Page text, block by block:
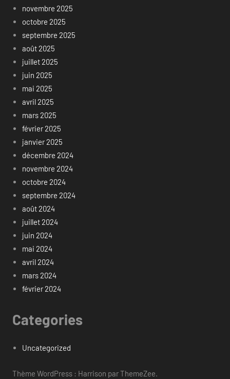
novembre 2025
octobre 2025
septembre 2025
août 2025
juillet 2025
juin 2025
mai 2025
avril 2025
mars 2025
février 2025
janvier 2025
décembre 2024
novembre 2024
octobre 2024
septembre 2024
août 2024
juillet 2024
juin 2024
mai 2024
avril 2024
mars 2024
février 2024
Categories
Uncategorized
Thème WordPress : Harrison par ThemeZee.